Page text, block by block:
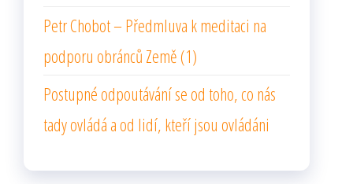
Petr Chobot – Předmluva k meditaci na
podporu obránců Země (1)
Postupné odpoutávání se od toho, co nás
tady ovládá a od lidí, kteří jsou ovládáni